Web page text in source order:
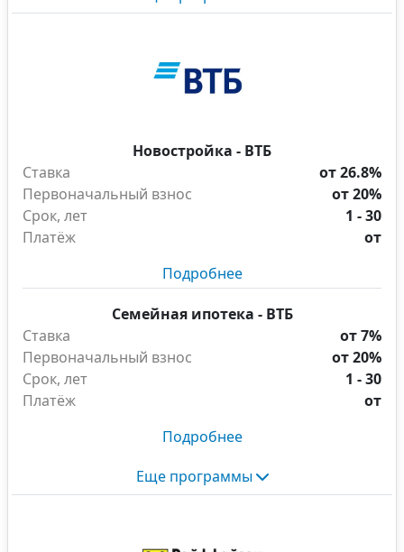
Новостройка - ВТБ
Ставка
от 26.8%
Первоначальный взнос
от 20%
Срок, лет
1 - 30
Платёж
от
Подробнее
Семейная ипотека - ВТБ
Ставка
от 7%
Первоначальный взнос
от 20%
Срок, лет
1 - 30
Платёж
от
Подробнее
Еще программы